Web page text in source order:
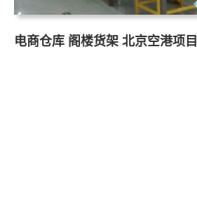
电商仓库 阁楼货架 北京空港项目